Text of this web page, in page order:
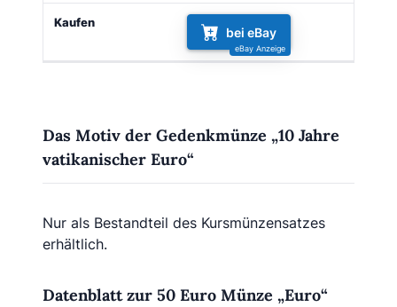
bei eBay
Das Motiv der Gedenkmünze „10 Jahre
vatikanischer Euro“
Nur als Bestandteil des Kursmünzensatzes
erhältlich.
Datenblatt zur 50 Euro Münze „Euro“